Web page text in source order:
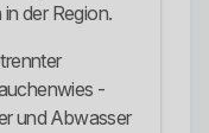
der Region.
-
und Abwasser